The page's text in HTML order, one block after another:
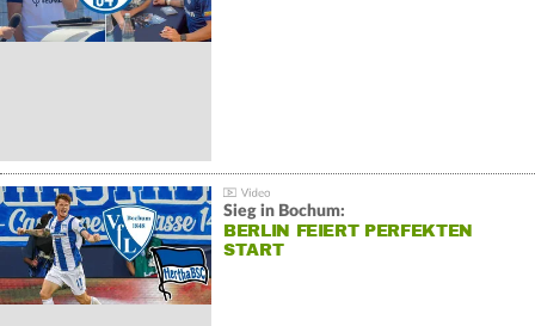
Sieg in Bochum:
BERLIN FEIERT PERFEKTEN
START